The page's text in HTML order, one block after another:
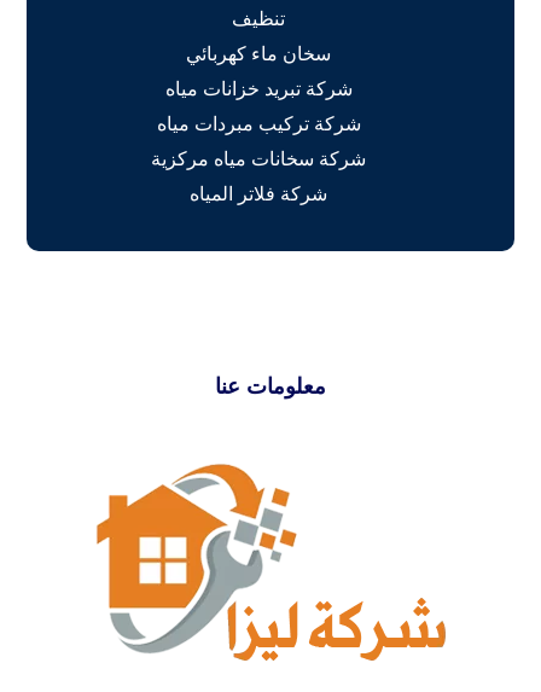
تنظيف
سخان ماء كهربائي
شركة تبريد خزانات مياه
شركة تركيب مبردات مياه
شركة سخانات مياه مركزية
شركة فلاتر المياه
معلومات عنا